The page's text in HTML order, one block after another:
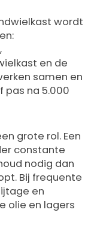
wordt
en de
samen en
pas na 5.000
grote rol. Een
constante
nodig dan
Bij frequente
en
olie en lagers